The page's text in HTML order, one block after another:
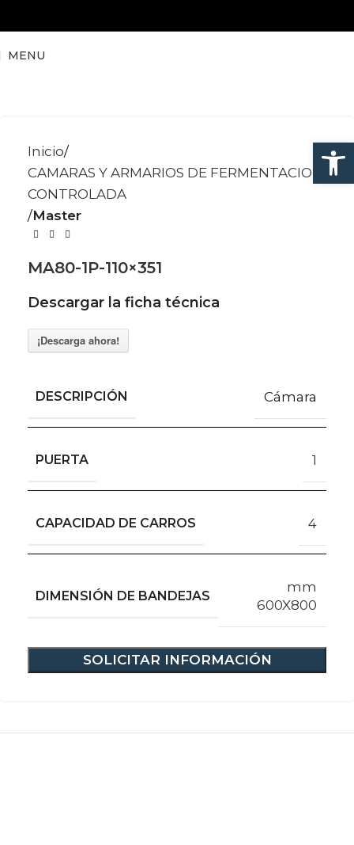
MENU
Inicio
CAMARAS Y ARMARIOS DE FERMENTACION
CONTROLADA
Master
MA80-1P-110×351
Descargar la ficha técnica
¡Descarga ahora!
DESCRIPCIÓN Cámara
PUERTA 1
CAPACIDAD DE CARROS 4
DIMENSIÓN DE BANDEJAS
mm
600X800
SOLICITAR INFORMACIÓN